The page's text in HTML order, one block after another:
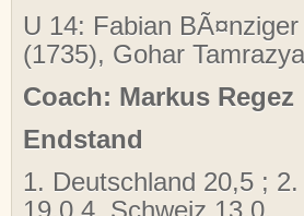
U 14: Fabian
(1735), Gohar
Coach: Markus Regez
Endstand
1. Deutschland 20,5 ;